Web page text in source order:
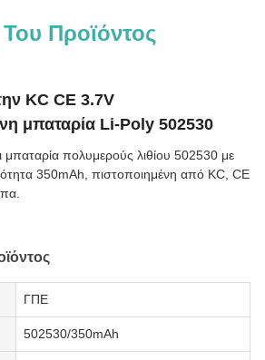
Προϊόντος
KC CE 3.7V
μπαταρία Li-Poly 502530
μπαταρία πολυμερούς λιθίου 502530 με
350mAh, πιστοποιημένη από KC, CE
ΓΠΕ
502530/350mAh